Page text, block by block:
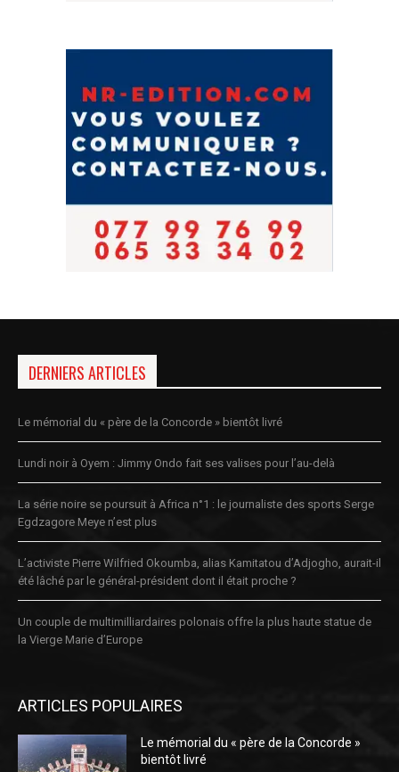
DERNIERS ARTICLES
Le mémorial du « père de la Concorde » bientôt livré
Lundi noir à Oyem : Jimmy Ondo fait ses valises pour l’au-delà
La série noire se poursuit à Africa n°1 : le journaliste des sports Serge
Egdzagore Meye n’est plus
L’activiste Pierre Wilfried Okoumba, alias Kamitatou d’Adjogho, aurait-il
été lâché par le général-président dont il était proche ?
Un couple de multimilliardaires polonais offre la plus haute statue de
la Vierge Marie d’Europe
ARTICLES POPULAIRES
Le mémorial du « père de la Concorde »
bientôt livré